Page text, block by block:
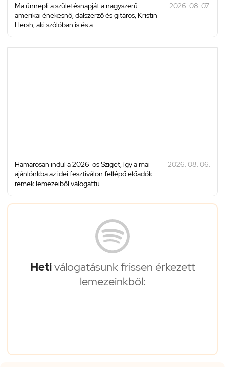
Ma ünnepli a születésnapját a nagyszerű
amerikai énekesnő, dalszerző és gitáros, Kristin
Hersh, aki szólóban is és a ...
2026. 08. 07.
Hamarosan indul a 2026-os Sziget, így a mai
ajánlónkba az idei fesztiválon fellépő előadók
remek lemezeiből válogattu...
2026. 08. 06.
Hetiválogatásunk frissen érkezett
lemezeinkből: